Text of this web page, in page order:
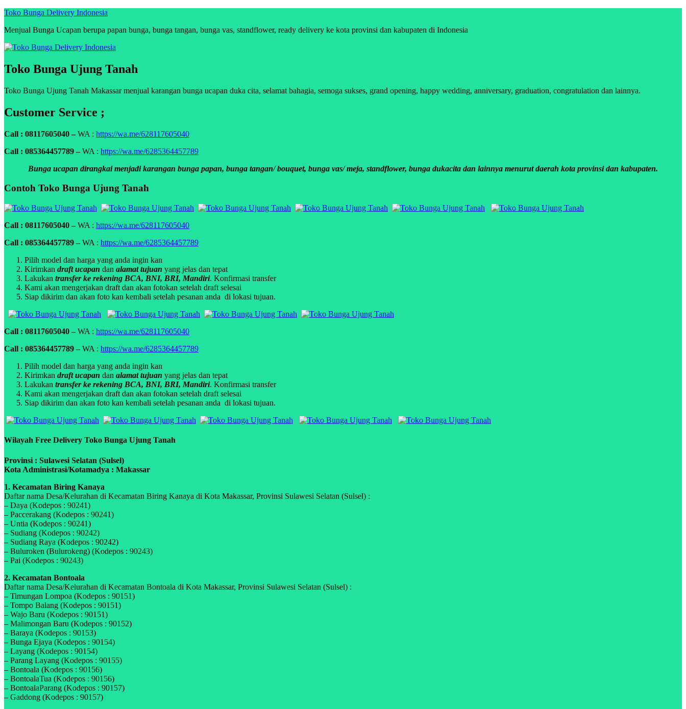
Skip
content
Toko Bunga Delivery Indonesia
Menjual Bunga Ucapan berupa papan bunga, bunga tangan, bunga vas, standflower, ready delivery ke kota provinsi dan kabupaten di Indonesia
Toko Bunga Ujung Tanah
Toko Bunga Ujung Tanah Makassar menjual karangan bunga ucapan duka cita, selamat bahagia, semoga sukses, grand opening, happy wedding, anniversary, graduation, congratulation dan lainnya.
Customer Service ;
Call : 08117605040 –WA : https://wa.me/628117605040
Call : 085364457789 –WA : https://wa.me/6285364457789
Bunga ucapan dirangkai menjadi karangan bunga papan, bunga tangan/ bouquet, bunga vas/ meja, standflower, bunga dukacita dan lainnya menurut daerah kota provinsi dan kabupaten.
Contoh Toko Bunga Ujung Tanah
Call : 08117605040 –WA : https://wa.me/628117605040
Call : 085364457789 –WA : https://wa.me/6285364457789
Pilih model dan harga yang anda ingin kan
Kirimkan draft ucapan dan alamat tujuan yang jelas dan tepat
Lakukan transfer ke rekening BCA, BNI, BRI, Mandiri. Konfirmasi transfer
Kami akan mengerjakan draft dan akan fotokan setelah draft selesai
Siap dikirim dan akan foto kan kembali setelah pesanan anda di lokasi tujuan.
Call : 08117605040 –WA : https://wa.me/628117605040
Call : 085364457789 –WA : https://wa.me/6285364457789
Pilih model dan harga yang anda ingin kan
Kirimkan draft ucapan dan alamat tujuan yang jelas dan tepat
Lakukan transfer ke rekening BCA, BNI, BRI, Mandiri. Konfirmasi transfer
Kami akan mengerjakan draft dan akan fotokan setelah draft selesai
Siap dikirim dan akan foto kan kembali setelah pesanan anda di lokasi tujuan.
Wilayah Free Delivery Toko Bunga Ujung Tanah
Provinsi : Sulawesi Selatan (Sulsel)
Kota Administrasi/Kotamadya : Makassar
1. Kecamatan Biring Kanaya
Daftar nama Desa/Kelurahan di Kecamatan Biring Kanaya di Kota Makassar, Provinsi Sulawesi Selatan (Sulsel) :
– Daya (Kodepos : 90241)
– Paccerakang (Kodepos : 90241)
– Untia (Kodepos : 90241)
– Sudiang (Kodepos : 90242)
– Sudiang Raya (Kodepos : 90242)
– Buluroken (Bulurokeng) (Kodepos : 90243)
– Pai (Kodepos : 90243)
2. Kecamatan Bontoala
Daftar nama Desa/Kelurahan di Kecamatan Bontoala di Kota Makassar, Provinsi Sulawesi Selatan (Sulsel) :
– Timungan Lompoa (Kodepos : 90151)
– Tompo Balang (Kodepos : 90151)
– Wajo Baru (Kodepos : 90151)
– Malimongan Baru (Kodepos : 90152)
– Baraya (Kodepos : 90153)
– Bunga Ejaya (Kodepos : 90154)
– Layang (Kodepos : 90154)
– Parang Layang (Kodepos : 90155)
– Bontoala (Kodepos : 90156)
– BontoalaTua (Kodepos : 90156)
– BontoalaParang (Kodepos : 90157)
– Gaddong (Kodepos : 90157)